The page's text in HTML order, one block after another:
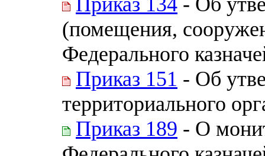
(помещения,
Федерального
Приказ 151 - Об
территориального
Приказ 189 - О